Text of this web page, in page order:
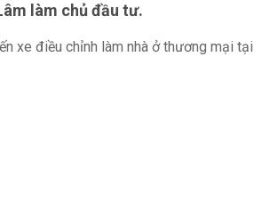
làm chủ đầu tư.
xe điều chỉnh làm nhà ở thương mại tại